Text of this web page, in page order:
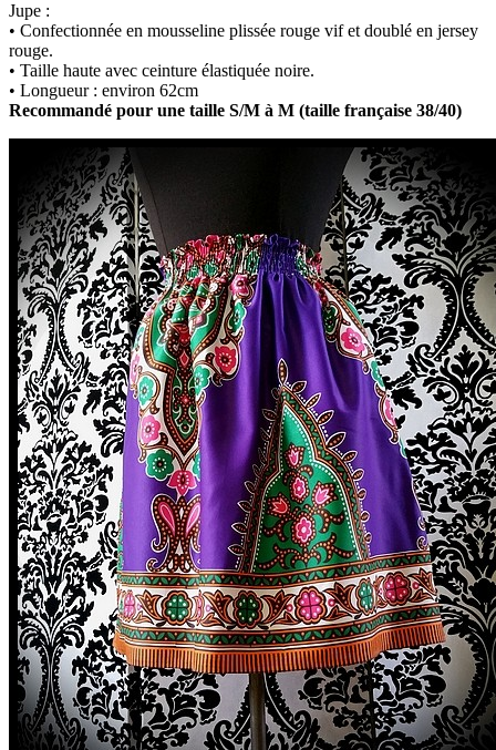
Jupe :
• Confectionnée en mousseline plissée rouge vif et doublé en jersey
rouge.
• Taille haute avec ceinture élastiquée noire.
• Longueur : environ 62cm
Recommandé pour une taille S/M à M (taille française 38/40)